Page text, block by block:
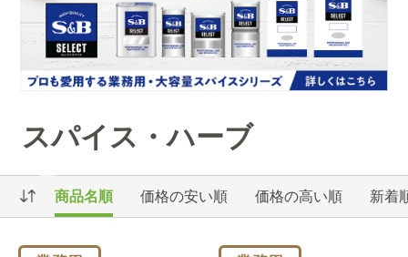
スパイス・ハーブ
商品名順 価格の安い順 価格の高い順 新着